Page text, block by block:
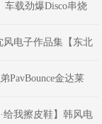
车载劲爆Disco串烧
电子作品集【东北
PavBounce金达莱
给我擦皮鞋】韩风电